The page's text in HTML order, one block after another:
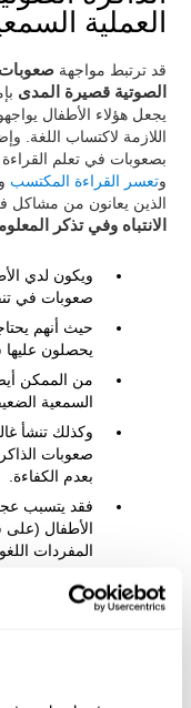
العملية
قد ترتبط مواجهةصعوبات
الصوتية قصيرة المدى
يجعل هؤلاء الأطفال
اللازمة لاكتساب اللغة.
بصعوبات في تعلم
وتعسر القراءة المكتسب و
الذين يعانون من مشاكل
الانتباه وفي تذكر
ويكون لدي
صعوبات في
حيث أنهم
يحصلون عليها
من الممكن
السمعية
وكذلك تنشأ
صعوبات
بعدم الكفاءة.
فقد يتسبب
الأطفال (على
المفردات
مشاكل
الجمجمة أدت إلى